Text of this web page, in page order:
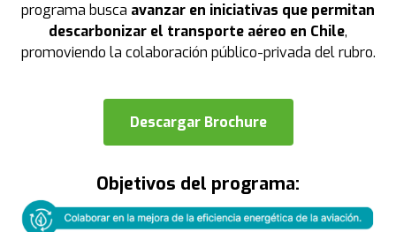
programa busca avanzar en iniciativas que permitan
descarbonizar el transporte aéreo en Chile,
promoviendo la colaboración público-privada del rubro.
Descargar Brochure
Objetivos del programa: